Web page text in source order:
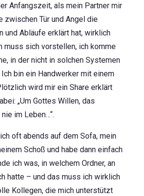
Anfangszeit, als mein Partner mir
zwischen Tür und Angel die
und Abläufe erklärt hat, wirklich
muss sich vorstellen, ich komme
in der nicht in solchen Systemen
bin ein Handwerker mit einem
wird mir ein Share erklärt
„Um Gottes Willen, das
im Leben…“.
oft abends auf dem Sofa, mein
Schoß und habe dann einfach
ich was, in welchem Ordner, an
hatte – und das muss ich wirklich
Kollegen, die mich unterstützt